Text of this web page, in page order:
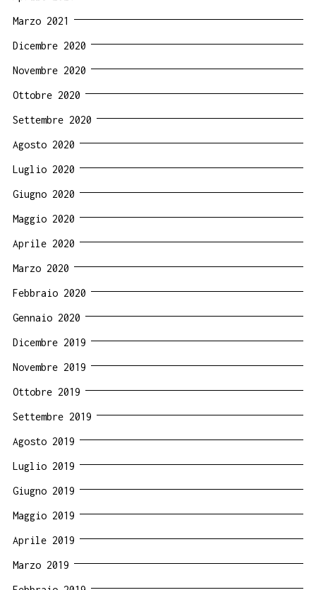
Marzo 2021
Dicembre 2020
Novembre 2020
Ottobre 2020
Settembre 2020
Agosto 2020
Luglio 2020
Giugno 2020
Maggio 2020
Aprile 2020
Marzo 2020
Febbraio 2020
Gennaio 2020
Dicembre 2019
Novembre 2019
Ottobre 2019
Settembre 2019
Agosto 2019
Luglio 2019
Giugno 2019
Maggio 2019
Aprile 2019
Marzo 2019